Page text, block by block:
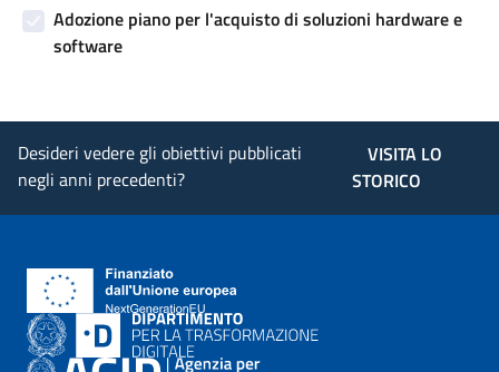
Adozione piano per l'acquisto di soluzioni hardware e
software
Desideri vedere gli obiettivi pubblicati
negli anni precedenti?
VISITA LO
STORICO